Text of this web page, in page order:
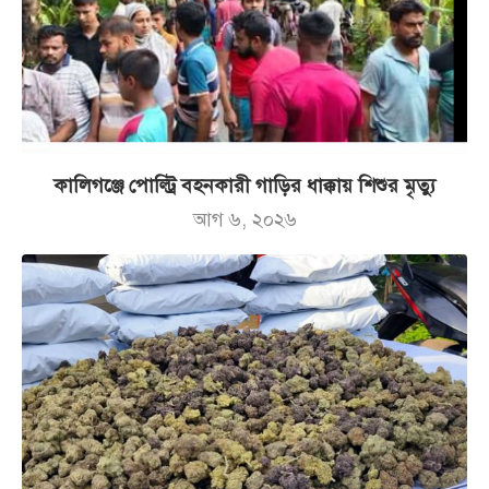
কালিগঞ্জে পোল্ট্রি বহনকারী গাড়ির ধাক্কায় শিশুর মৃত্যু
আগ ৬, ২০২৬